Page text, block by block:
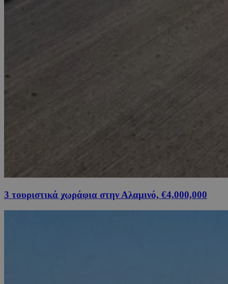
3 τουριστικά χωράφια στην Αλαμινό, €4,000,000